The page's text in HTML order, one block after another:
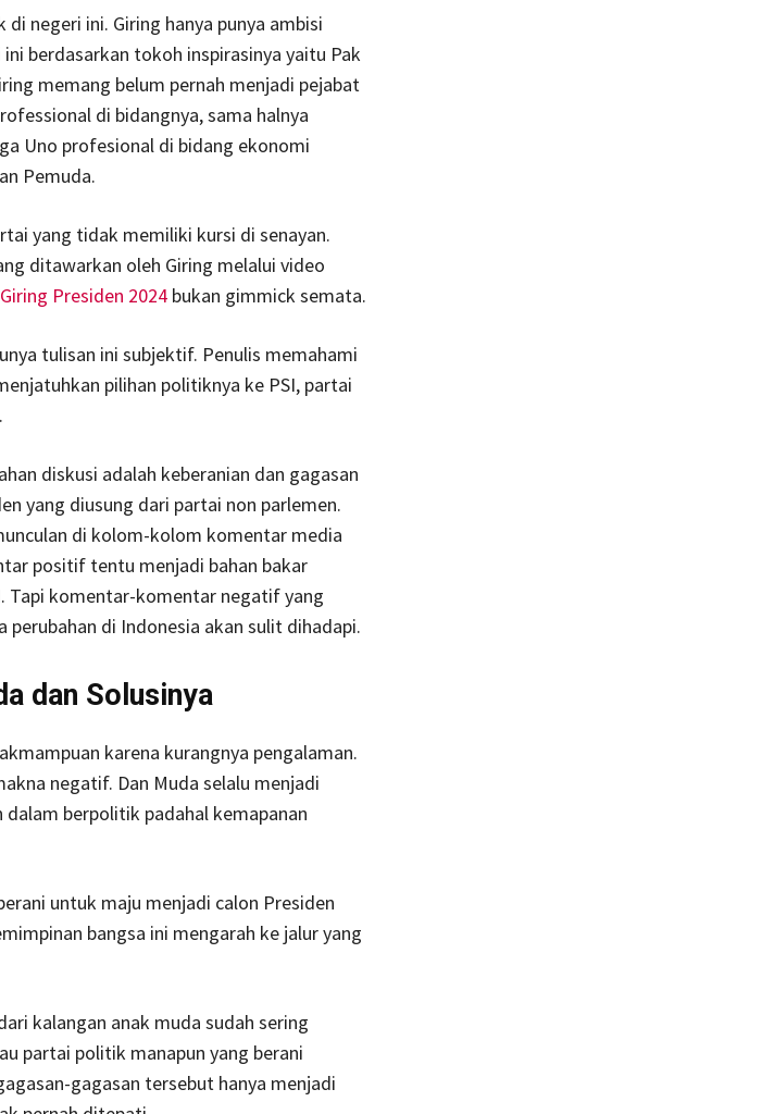
negeri ini. Giring hanya punya ambisi
berdasarkan tokoh inspirasinya yaitu Pak
memang belum pernah menjadi pejabat
di bidangnya, sama halnya
Uno profesional di bidang ekonomi
Pemuda.
yang tidak memiliki kursi di senayan.
ditawarkan oleh Giring melalui video
Giring Presiden 2024bukan gimmick semata.
tulisan ini subjektif. Penulis memahami
pilihan politiknya ke PSI, partai
diskusi adalah keberanian dan gagasan
yang diusung dari partai non parlemen.
di kolom-kolom komentar media
positif tentu menjadi bahan bakar
Tapi komentar-komentar negatif yang
di Indonesia akan sulit dihadapi.
dan Solusinya
karena kurangnya pengalaman.
negatif. Dan Muda selalu menjadi
berpolitik padahal kemapanan
untuk maju menjadi calon Presiden
bangsa ini mengarah ke jalur yang
kalangan anak muda sudah sering
partai politik manapun yang berani
gagasan tersebut hanya menjadi